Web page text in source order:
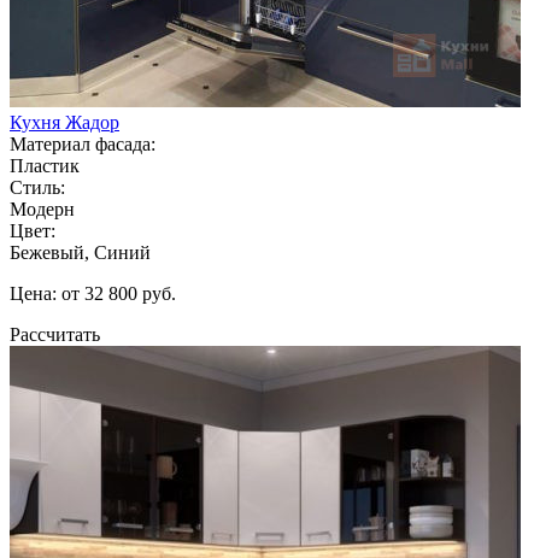
Кухня Жадор
Материал фасада:
Пластик
Стиль:
Модерн
Цвет:
Бежевый, Синий
Цена: от 32 800 руб.
Рассчитать